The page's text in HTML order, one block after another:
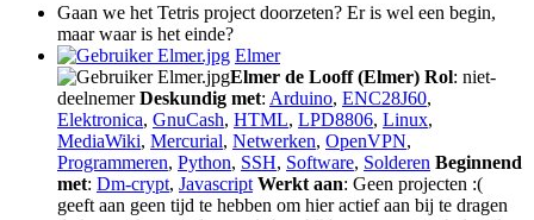
Gaan we het Tetris project doorzeten? Er is wel een begin,
maar waar is het einde?
Elmer
Elmer de Looff (Elmer) Rol: niet-
deelnemerDeskundig met: Arduino, ENC28J60,
Elektronica, GnuCash, HTML, LPD8806, Linux,
MediaWiki, Mercurial, Netwerken, OpenVPN,
Programmeren, Python, SSH, Software, Solderen Beginnend
met: Dm-crypt, Javascript Werkt aan: Geen projecten :(
geeft aan geen tijd te hebben om hier actief aan bij te dragen